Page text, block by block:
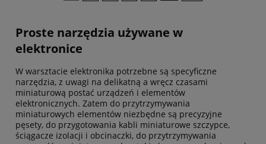
Proste narzędzia używane w
elektronice
W warsztacie elektronika potrzebne są specyficzne
narzędzia, z uwagi na delikatną a wręcz czasami
miniaturową postać urządzeń i elementów
elektronicznych. Zatem do przytrzymywania
miniaturowych elementów niezbędne są precyzyjne
pęsety, do przygotowania kabli miniaturowe szczypce,
ściągacze izolacji i obcinaczki, do przytrzymywania